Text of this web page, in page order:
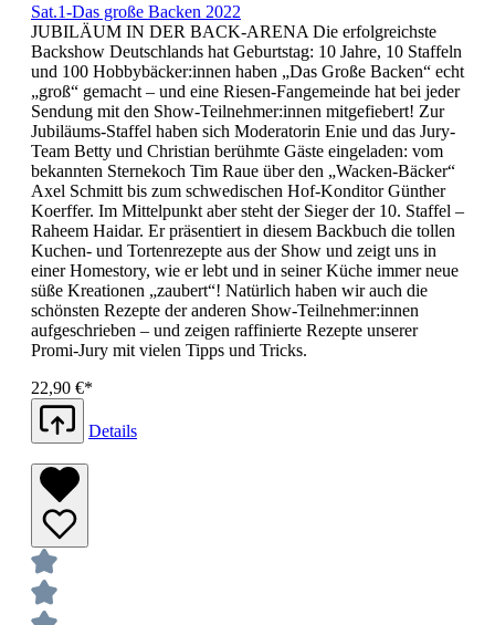
Sat.1-Das große Backen 2022
JUBILÄUM IN DER BACK-ARENA Die erfolgreichste
Backshow Deutschlands hat Geburtstag: 10 Jahre, 10 Staffeln
und 100 Hobbybäcker:innen haben „Das Große Backen“ echt
„groß“ gemacht – und eine Riesen-Fangemeinde hat bei jeder
Sendung mit den Show-Teilnehmer:innen mitgefiebert! Zur
Jubiläums-Staffel haben sich Moderatorin Enie und das Jury-
Team Betty und Christian berühmte Gäste eingeladen: vom
bekannten Sternekoch Tim Raue über den „Wacken-Bäcker“
Axel Schmitt bis zum schwedischen Hof-Konditor Günther
Koerffer. Im Mittelpunkt aber steht der Sieger der 10. Staffel –
Raheem Haidar. Er präsentiert in diesem Backbuch die tollen
Kuchen- und Tortenrezepte aus der Show und zeigt uns in
einer Homestory, wie er lebt und in seiner Küche immer neue
süße Kreationen „zaubert“! Natürlich haben wir auch die
schönsten Rezepte der anderen Show-Teilnehmer:innen
aufgeschrieben – und zeigen raffinierte Rezepte unserer
Promi-Jury mit vielen Tipps und Tricks.
22,90 €*
Details